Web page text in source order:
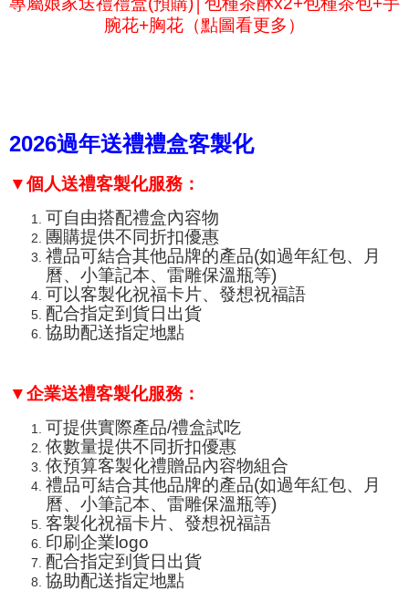
腕花+胸花（點圖看更多）
2026過年送禮禮盒客製化
▼個人送禮客製化服務：
可自由搭配禮盒內容物
團購提供不同折扣優惠
禮品可結合其他品牌的產品(如過年紅包、月
曆、小筆記本、 雷雕保溫瓶等)
可以客製化祝福卡片、發想祝福語
配合指定到貨日出貨
協助配送指定地點
▼企業送禮客製化服務：
可提供實際產品/禮盒試吃
依數量提供不同折扣優惠
依預算客製化禮贈品內容物組合
禮品可結合其他品牌的產品(如過年紅包、月
曆、小筆記本、 雷雕保溫瓶等)
客製化祝福卡片、發想祝福語
印刷企業logo
配合指定到貨日出貨
協助配送指定地點